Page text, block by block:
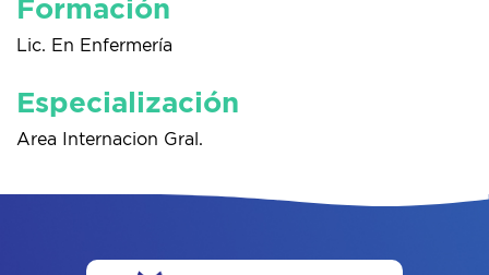
Formación
Lic. En Enfermería
Especialización
Area Internacion Gral.